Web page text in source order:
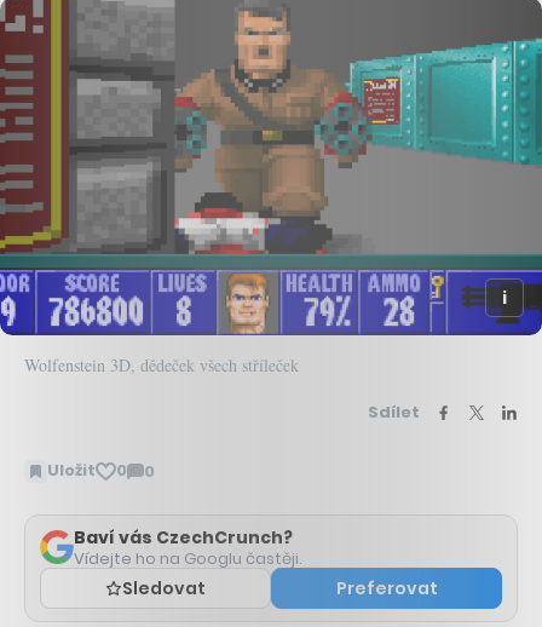
Wolfenstein 3D, dědeček všech stříleček
Sdílet
Uložit 0 0
Zobrazit
Baví vás CzechCrunch?
Vídejte ho na Googlu častěji.
Sledovat Preferovat